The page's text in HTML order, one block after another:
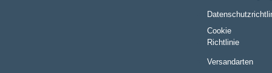
Cookie
Richtlinie
Versandarten